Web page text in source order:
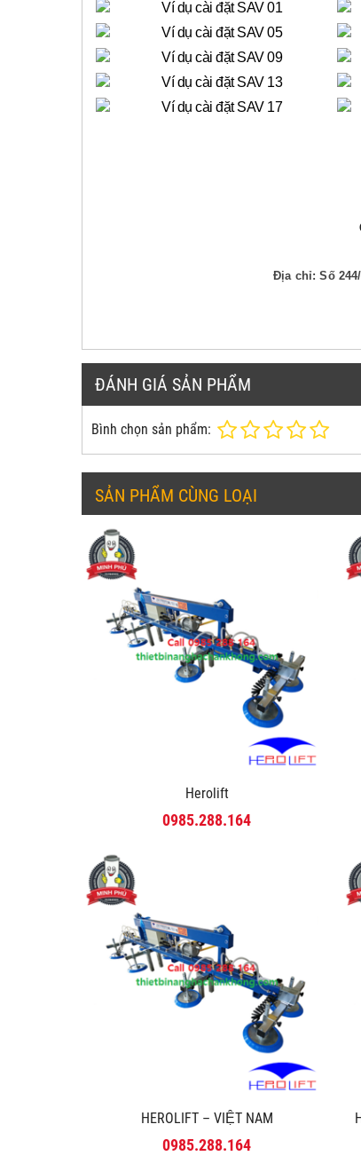
Địa chỉ: Số
ĐÁNH GIÁ SẢN PHẨM
Bình chọn sản phẩm:
SẢN PHẨM CÙNG LOẠI
Herolift
0985.288.164
HEROLIFT – VIỆT NAM
0985.288.164